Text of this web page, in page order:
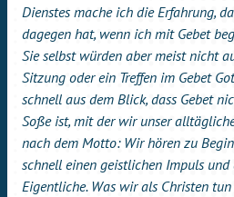
Dienstes mache ich die Erfahrung,
dagegen hat, wenn ich mit Gebet
Sie selbst würden aber meist nicht
Sitzung oder ein Treffen im Gebet
schnell aus dem Blick, dass Gebet
Soße ist, mit der wir unser
nach dem Motto: Wir hören zu
schnell einen geistlichen Impuls
Eigentliche. Was wir als Christen